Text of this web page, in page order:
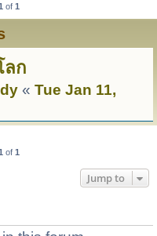
of 1
ลก
« Tue Jan 11,
of 1
Jump to